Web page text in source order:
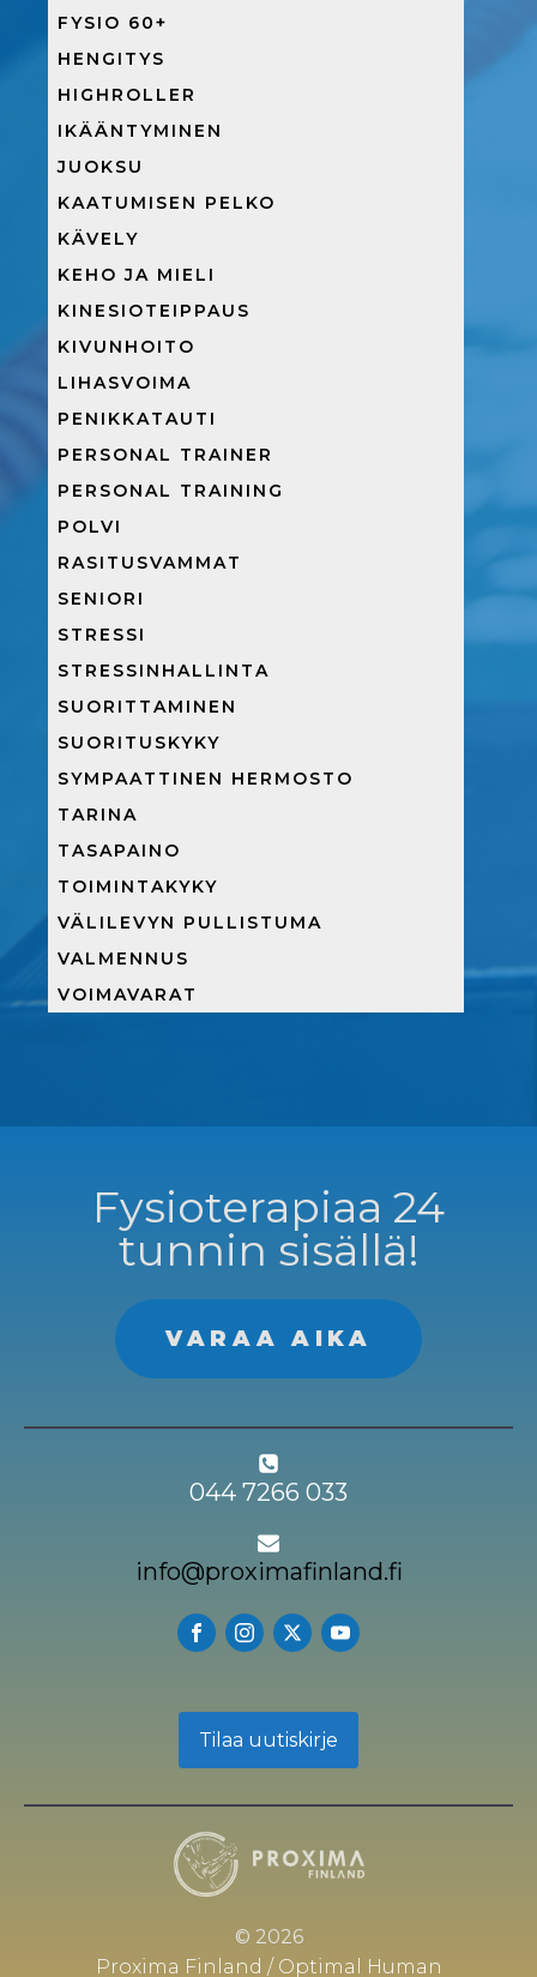
FYSIO 60+
HENGITYS
HIGHROLLER
IKÄÄNTYMINEN
JUOKSU
KAATUMISEN PELKO
KÄVELY
KEHO JA MIELI
KINESIOTEIPPAUS
KIVUNHOITO
LIHASVOIMA
PENIKKATAUTI
PERSONAL TRAINER
PERSONAL TRAINING
POLVI
RASITUSVAMMAT
SENIORI
STRESSI
STRESSINHALLINTA
SUORITTAMINEN
SUORITUSKYKY
SYMPAATTINEN HERMOSTO
TARINA
TASAPAINO
TOIMINTAKYKY
VÄLILEVYN PULLISTUMA
VALMENNUS
VOIMAVARAT
Fysioterapiaa 24
tunnin sisällä!
VARAA AIKA
044 7266 033
info@proximafinland.fi
Tilaa uutiskirje
© 2026
Proxima Finland / Optimal Human